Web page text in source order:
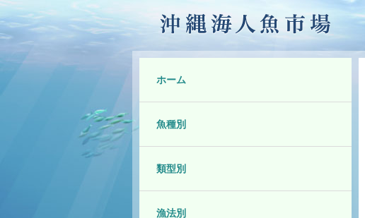
ホーム
魚種別
類型別
漁法別